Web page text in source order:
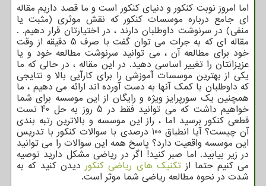
اما امروز نوبت کنکور و دنیای کنکور است و ما قصد داریم مقاله
ای جامع درباره موسسات کنکور که نقش موثری (مثبت یا
منفی) در سرنوشت داوطلبان دارند ، در اختیارتان قرار دهیم. .
مقاله ای که به جرات می توان گفت با صرف 5 دقیقه از وقت
خود برای مطالعه آن ، می توانید سرنوشت مطالعه خود و یا
عزیزانتان را تغییر اساسی دهید. در این مقاله ، در حالی که ما
یکی از بهترین موسسات آموزشی را برای کارآیی بالا و نتایجی
که داوطلبان با کمک آنها به دست آورده اند ارائه می دهیم ، ما
همچنین یک سورپرایز ویژه و رایگان از این موسسه برای شما
خواهیم داشت که می توانید فقط در 5 روز به حل 40 تست
قطعی کنکور برسید اما ، راز این موسسه و بالاترین رتبه بندی
آن چیست؟ آیا انطباق 100 درصدی با سوالات کنکور با تدریس
این موسسه واقعیت دارد؟ پاسخ همه این سوالات را می توانید
در زیر بیابید. اما صبر کنید! اگر در ریاضی مشکل دارید توصیه
می کنیم حتما ازتکنیک های ریاضی کنکوردیدن کنید که به
شدت در نحوه مطالعه ریاضی شما موثر است.